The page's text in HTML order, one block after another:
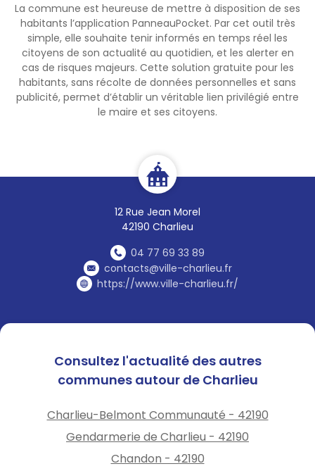
La commune est heureuse de mettre à disposition de ses
habitants l’application PanneauPocket. Par cet outil très
simple, elle souhaite tenir informés en temps réel les
citoyens de son actualité au quotidien, et les alerter en
cas de risques majeurs. Cette solution gratuite pour les
habitants, sans récolte de données personnelles et sans
publicité, permet d’établir un véritable lien privilégié entre
le maire et ses citoyens.
12 Rue Jean Morel
42190 Charlieu
04 77 69 33 89
contacts@ville-charlieu.fr
https://www.ville-charlieu.fr/
Consultez l'actualité des autres
communes autour de Charlieu
Charlieu-Belmont Communauté - 42190
Gendarmerie de Charlieu - 42190
Chandon - 42190